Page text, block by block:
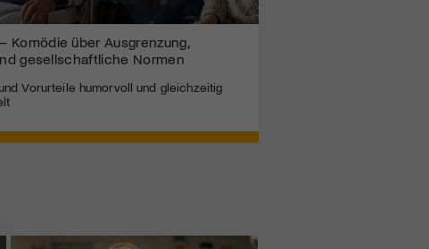
Komödie über Ausgrenzung,
gesellschaftliche Normen
Vorurteile humorvoll und gleichzeitig